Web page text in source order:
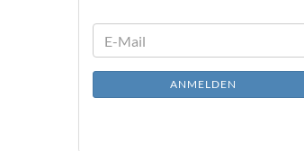
WEITER
ZUR
NEWSLETTER-
ANMELDUNG
E-
Mail
ANMELDEN